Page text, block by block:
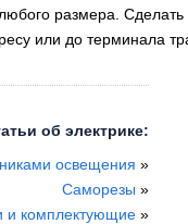
размера.
или до терминала
об электрике:
освещения »
Саморезы »
и комплектующие »